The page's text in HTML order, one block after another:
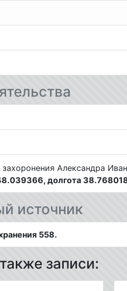
долгота
источник
558.
записи: